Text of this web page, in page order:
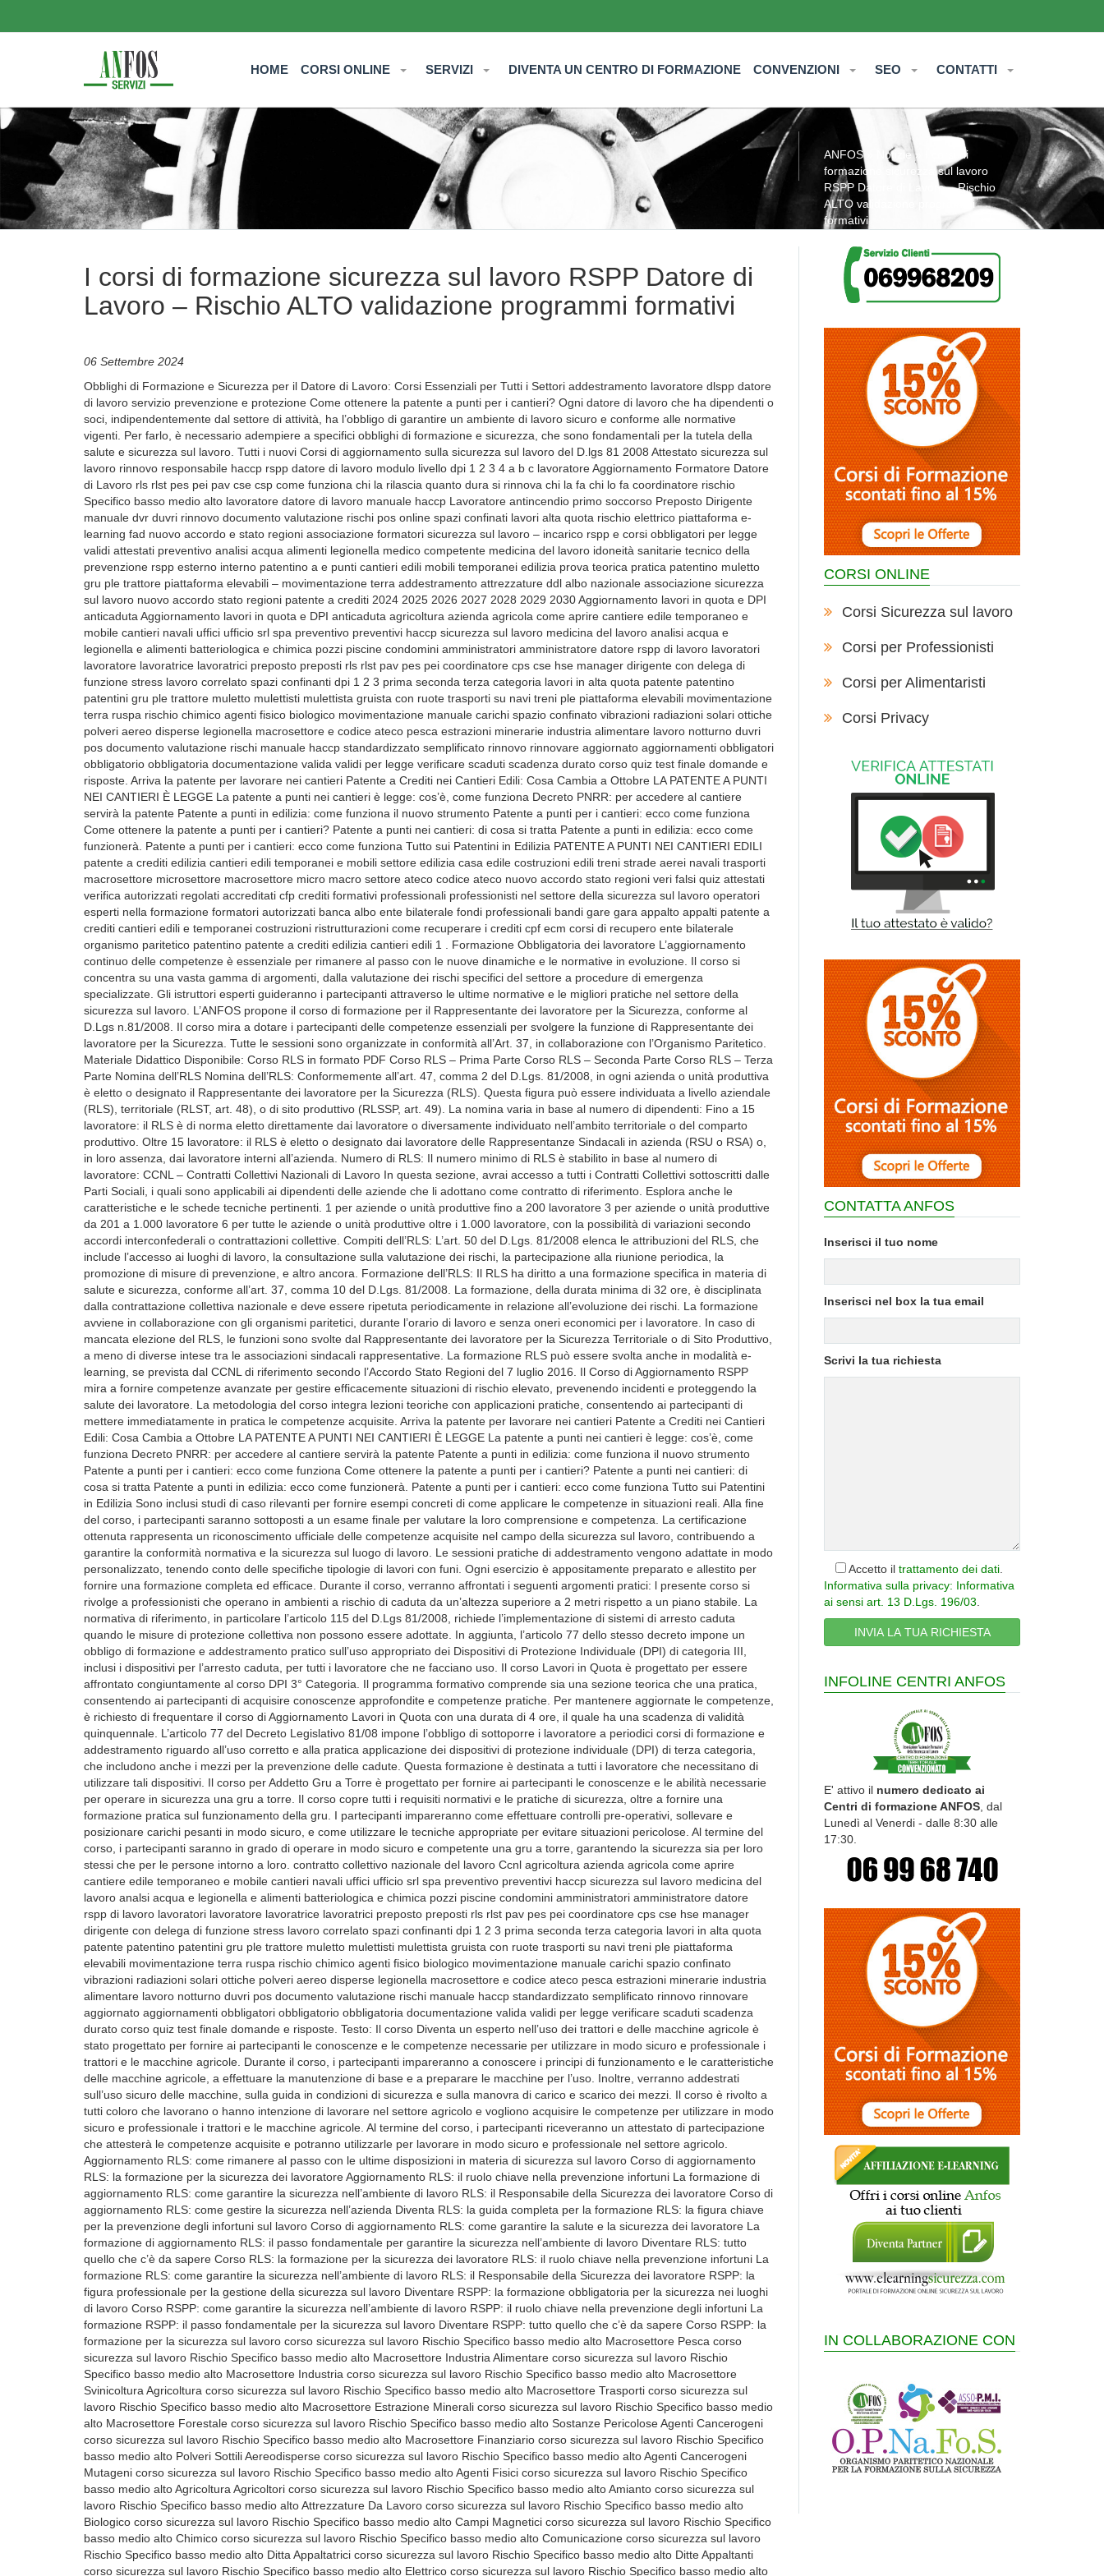
HOME CORSI ONLINE SERVIZI DIVENTA UN CENTRO DI FORMAZIONE CONVENZIONI SEO CONTATTI
ANFOS» Notizie» I corsi di
formazione sicurezza sul lavoro
RSPP Datore di Lavoro – Rischio
ALTO validazione programmi
formativi
I corsi di formazione sicurezza sul lavoro RSPP Datore di
Lavoro – Rischio ALTO validazione programmi formativi
06 Settembre 2024
Obblighi di Formazione e Sicurezza per il Datore di Lavoro: Corsi Essenziali per Tutti i Settori addestramento lavoratore dlspp datore di lavoro servizio prevenzione e protezione Come ottenere la patente a punti per i cantieri? Ogni datore di lavoro che ha dipendenti o soci, indipendentemente dal settore di attività, ha l’obbligo di garantire un ambiente di lavoro sicuro e conforme alle normative vigenti. Per farlo, è necessario adempiere a specifici obblighi di formazione e sicurezza, che sono fondamentali per la tutela della salute e sicurezza sul lavoro. Tutti i nuovi Corsi di aggiornamento sulla sicurezza sul lavoro del D.lgs 81 2008 Attestato sicurezza sul lavoro rinnovo responsabile haccp rspp datore di lavoro modulo livello dpi 1 2 3 4 a b c lavoratore Aggiornamento Formatore Datore di Lavoro rls rlst pes pei pav cse csp come funziona chi la rilascia quanto dura si rinnova chi la fa chi lo fa coordinatore rischio Specifico basso medio alto lavoratore datore di lavoro manuale haccp Lavoratore antincendio primo soccorso Preposto Dirigente manuale dvr duvri rinnovo documento valutazione rischi pos online spazi confinati lavori alta quota rischio elettrico piattaforma e-learning fad nuovo accordo e stato regioni associazione formatori sicurezza sul lavoro – incarico rspp e corsi obbligatori per legge validi attestati preventivo analisi acqua alimenti legionella medico competente medicina del lavoro idoneità sanitarie tecnico della prevenzione rspp esterno interno patentino a e punti cantieri edili mobili temporanei edilizia prova teorica pratica patentino muletto gru ple trattore piattaforma elevabili – movimentazione terra addestramento attrezzature ddl albo nazionale associazione sicurezza sul lavoro nuovo accordo stato regioni patente a crediti 2024 2025 2026 2027 2028 2029 2030 Aggiornamento lavori in quota e DPI anticaduta Aggiornamento lavori in quota e DPI anticaduta agricoltura azienda agricola come aprire cantiere edile temporaneo e mobile cantieri navali uffici ufficio srl spa preventivo preventivi haccp sicurezza sul lavoro medicina del lavoro analisi acqua e legionella e alimenti batteriologica e chimica pozzi piscine condomini amministratori amministratore datore rspp di lavoro lavoratori lavoratore lavoratrice lavoratrici preposto preposti rls rlst pav pes pei coordinatore cps cse hse manager dirigente con delega di funzione stress lavoro correlato spazi confinanti dpi 1 2 3 prima seconda terza categoria lavori in alta quota patente patentino patentini gru ple trattore muletto mulettisti mulettista gruista con ruote trasporti su navi treni ple piattaforma elevabili movimentazione terra ruspa rischio chimico agenti fisico biologico movimentazione manuale carichi spazio confinato vibrazioni radiazioni solari ottiche polveri aereo disperse legionella macrosettore e codice ateco pesca estrazioni minerarie industria alimentare lavoro notturno duvri pos documento valutazione rischi manuale haccp standardizzato semplificato rinnovo rinnovare aggiornato aggiornamenti obbligatori obbligatorio obbligatoria documentazione valida validi per legge verificare scaduti scadenza durato corso quiz test finale domande e risposte. Arriva la patente per lavorare nei cantieri Patente a Crediti nei Cantieri Edili: Cosa Cambia a Ottobre LA PATENTE A PUNTI NEI CANTIERI È LEGGE La patente a punti nei cantieri è legge: cos’è, come funziona Decreto PNRR: per accedere al cantiere servirà la patente Patente a punti in edilizia: come funziona il nuovo strumento Patente a punti per i cantieri: ecco come funziona Come ottenere la patente a punti per i cantieri? Patente a punti nei cantieri: di cosa si tratta Patente a punti in edilizia: ecco come funzionerà. Patente a punti per i cantieri: ecco come funziona Tutto sui Patentini in Edilizia PATENTE A PUNTI NEI CANTIERI EDILI patente a crediti edilizia cantieri edili temporanei e mobili settore edilizia casa edile costruzioni edili treni strade aerei navali trasporti macrosettore microsettore macrosettore micro macro settore ateco codice ateco nuovo accordo stato regioni veri falsi quiz attestati verifica autorizzati regolati accreditati cfp crediti formativi professionali professionisti nel settore della sicurezza sul lavoro operatori esperti nella formazione formatori autorizzati banca albo ente bilaterale fondi professionali bandi gare gara appalto appalti patente a crediti cantieri edili e temporanei costruzioni ristrutturazioni come recuperare i crediti cpf ecm corsi di recupero ente bilaterale organismo paritetico patentino patente a crediti edilizia cantieri edili 1 . Formazione Obbligatoria dei lavoratore L’aggiornamento continuo delle competenze è essenziale per rimanere al passo con le nuove dinamiche e le normative in evoluzione. Il corso si concentra su una vasta gamma di argomenti, dalla valutazione dei rischi specifici del settore a procedure di emergenza specializzate. Gli istruttori esperti guideranno i partecipanti attraverso le ultime normative e le migliori pratiche nel settore della sicurezza sul lavoro. L’ANFOS propone il corso di formazione per il Rappresentante dei lavoratore per la Sicurezza, conforme al D.Lgs n.81/2008. Il corso mira a dotare i partecipanti delle competenze essenziali per svolgere la funzione di Rappresentante dei lavoratore per la Sicurezza. Tutte le sessioni sono organizzate in conformità all’Art. 37, in collaborazione con l’Organismo Paritetico. Materiale Didattico Disponibile: Corso RLS in formato PDF Corso RLS – Prima Parte Corso RLS – Seconda Parte Corso RLS – Terza Parte Nomina dell’RLS Nomina dell’RLS: Conformemente all’art. 47, comma 2 del D.Lgs. 81/2008, in ogni azienda o unità produttiva è eletto o designato il Rappresentante dei lavoratore per la Sicurezza (RLS). Questa figura può essere individuata a livello aziendale (RLS), territoriale (RLST, art. 48), o di sito produttivo (RLSSP, art. 49). La nomina varia in base al numero di dipendenti: Fino a 15 lavoratore: il RLS è di norma eletto direttamente dai lavoratore o diversamente individuato nell’ambito territoriale o del comparto produttivo. Oltre 15 lavoratore: il RLS è eletto o designato dai lavoratore delle Rappresentanze Sindacali in azienda (RSU o RSA) o, in loro assenza, dai lavoratore interni all’azienda. Numero di RLS: Il numero minimo di RLS è stabilito in base al numero di lavoratore: CCNL – Contratti Collettivi Nazionali di Lavoro In questa sezione, avrai accesso a tutti i Contratti Collettivi sottoscritti dalle Parti Sociali, i quali sono applicabili ai dipendenti delle aziende che li adottano come contratto di riferimento. Esplora anche le caratteristiche e le schede tecniche pertinenti. 1 per aziende o unità produttive fino a 200 lavoratore 3 per aziende o unità produttive da 201 a 1.000 lavoratore 6 per tutte le aziende o unità produttive oltre i 1.000 lavoratore, con la possibilità di variazioni secondo accordi interconfederali o contrattazioni collettive. Compiti dell’RLS: L’art. 50 del D.Lgs. 81/2008 elenca le attribuzioni del RLS, che include l’accesso ai luoghi di lavoro, la consultazione sulla valutazione dei rischi, la partecipazione alla riunione periodica, la promozione di misure di prevenzione, e altro ancora. Formazione dell’RLS: Il RLS ha diritto a una formazione specifica in materia di salute e sicurezza, conforme all’art. 37, comma 10 del D.Lgs. 81/2008. La formazione, della durata minima di 32 ore, è disciplinata dalla contrattazione collettiva nazionale e deve essere ripetuta periodicamente in relazione all’evoluzione dei rischi. La formazione avviene in collaborazione con gli organismi paritetici, durante l’orario di lavoro e senza oneri economici per i lavoratore. In caso di mancata elezione del RLS, le funzioni sono svolte dal Rappresentante dei lavoratore per la Sicurezza Territoriale o di Sito Produttivo, a meno di diverse intese tra le associazioni sindacali rappresentative. La formazione RLS può essere svolta anche in modalità e-learning, se prevista dal CCNL di riferimento secondo l’Accordo Stato Regioni del 7 luglio 2016. Il Corso di Aggiornamento RSPP mira a fornire competenze avanzate per gestire efficacemente situazioni di rischio elevato, prevenendo incidenti e proteggendo la salute dei lavoratore. La metodologia del corso integra lezioni teoriche con applicazioni pratiche, consentendo ai partecipanti di mettere immediatamente in pratica le competenze acquisite. Arriva la patente per lavorare nei cantieri Patente a Crediti nei Cantieri Edili: Cosa Cambia a Ottobre LA PATENTE A PUNTI NEI CANTIERI È LEGGE La patente a punti nei cantieri è legge: cos’è, come funziona Decreto PNRR: per accedere al cantiere servirà la patente Patente a punti in edilizia: come funziona il nuovo strumento Patente a punti per i cantieri: ecco come funziona Come ottenere la patente a punti per i cantieri? Patente a punti nei cantieri: di cosa si tratta Patente a punti in edilizia: ecco come funzionerà. Patente a punti per i cantieri: ecco come funziona Tutto sui Patentini in Edilizia Sono inclusi studi di caso rilevanti per fornire esempi concreti di come applicare le competenze in situazioni reali. Alla fine del corso, i partecipanti saranno sottoposti a un esame finale per valutare la loro comprensione e competenza. La certificazione ottenuta rappresenta un riconoscimento ufficiale delle competenze acquisite nel campo della sicurezza sul lavoro, contribuendo a garantire la conformità normativa e la sicurezza sul luogo di lavoro. Le sessioni pratiche di addestramento vengono adattate in modo personalizzato, tenendo conto delle specifiche tipologie di lavori con funi. Ogni esercizio è appositamente preparato e allestito per fornire una formazione completa ed efficace. Durante il corso, verranno affrontati i seguenti argomenti pratici: l presente corso si rivolge a professionisti che operano in ambienti a rischio di caduta da un’altezza superiore a 2 metri rispetto a un piano stabile. La normativa di riferimento, in particolare l’articolo 115 del D
CORSI ONLINE
Corsi Sicurezza sul lavoro
Corsi per Professionisti
Corsi per Alimentaristi
Corsi Privacy
CONTATTA ANFOS
Inserisci il tuo nome
Inserisci nel box la tua email
Scrivi la tua richiesta
Accetto il trattamento dei dati
Informativa sulla privacy: Informativa
ai sensi art. 13 D.Lgs. 196/03
INFOLINE CENTRI ANFOS
E' attivo il numero dedicato ai
Centri di formazione ANFOS , dal
Lunedì al Venerdi - dalle 8:30 alle
17:30.
IN COLLABORAZIONE CON